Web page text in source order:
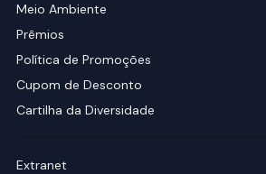
Meio Ambiente
Prêmios
Política de Promoções
Cupom de Desconto
Cartilha da Diversidade
Extranet